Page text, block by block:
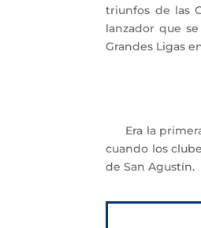
triunfos de las
lanzador que
Grandes Ligas
Era la primera
cuando los
de San Agustín.